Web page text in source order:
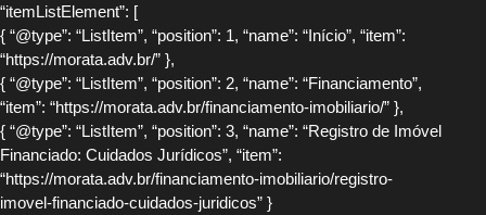
“itemListElement”: [
{ “@type”: “ListItem”, “position”: 1, “name”: “Início”, “item”:
“https://morata.adv.br/” },
{ “@type”: “ListItem”, “position”: 2, “name”: “Financiamento”,
“item”: “https://morata.adv.br/financiamento-imobiliario/” },
{ “@type”: “ListItem”, “position”: 3, “name”: “Registro de Imóvel
Financiado: Cuidados Jurídicos”, “item”:
“https://morata.adv.br/financiamento-imobiliario/registro-
imovel-financiado-cuidados-juridicos” }